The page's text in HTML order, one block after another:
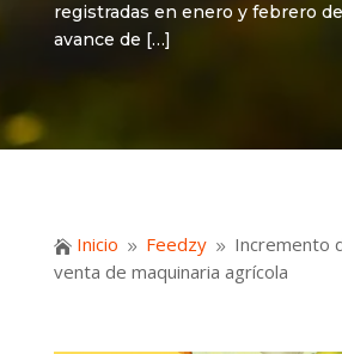
registradas en enero y febrero
avance de […]
 Inicio 9 Feedzy 9 Incremento
venta de maquinaria agrícola